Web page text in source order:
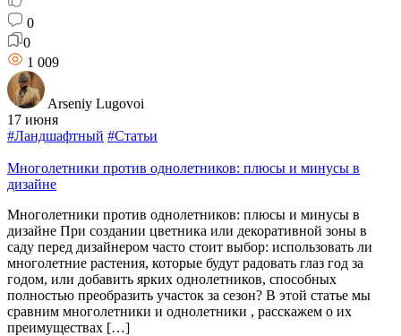
0
0
1 009
Arseniy Lugovoi
17 июня
#Ландшафтный #Статьи
Многолетники против однолетников: плюсы и минусы в
дизайне
Многолетники против однолетников: плюсы и минусы в
дизайне При создании цветника или декоративной зоны в
саду перед дизайнером часто стоит выбор: использовать ли
многолетние растения, которые будут радовать глаз год за
годом, или добавить ярких однолетников, способных
полностью преобразить участок за сезон? В этой статье мы
сравним многолетники и однолетники , расскажем о их
преимуществах […]